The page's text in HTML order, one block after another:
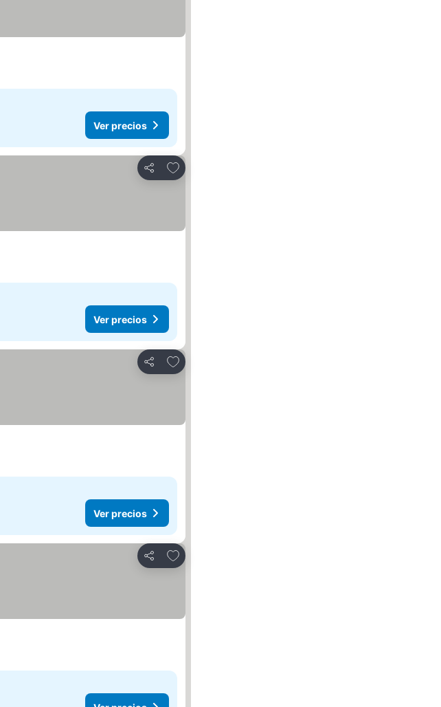
Ver precios
Compartir
Agregar a favoritos
Ver precios
Compartir
Agregar a favoritos
Ver precios
Compartir
Agregar a favoritos